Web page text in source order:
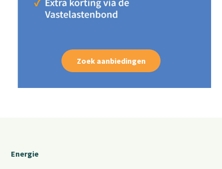
Zoek aanbiedingen
Energie